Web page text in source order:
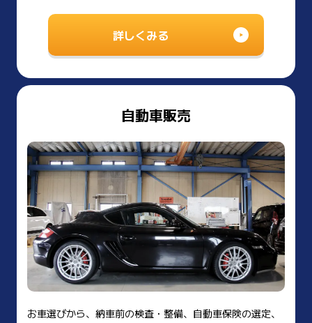
詳しくみる
自動車販売
お車選びから、納車前の検査・整備、自動車保険の選定、